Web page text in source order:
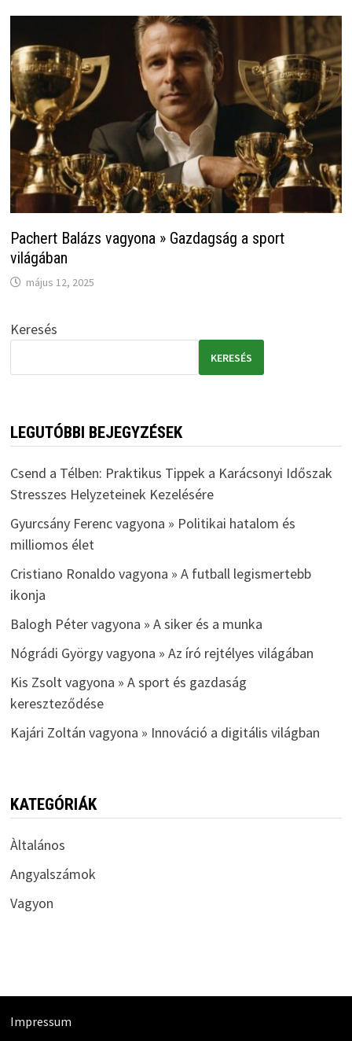
Pachert Balázs vagyona » Gazdagság a sport
világában
május 12, 2025
Keresés
KERESÉS
LEGUTÓBBI BEJEGYZÉSEK
Csend a Télben: Praktikus Tippek a Karácsonyi Időszak
Stresszes Helyzeteinek Kezelésére
Gyurcsány Ferenc vagyona » Politikai hatalom és
milliomos élet
Cristiano Ronaldo vagyona » A futball legismertebb
ikonja
Balogh Péter vagyona » A siker és a munka
Nógrádi György vagyona » Az író rejtélyes világában
Kis Zsolt vagyona » A sport és gazdaság
kereszteződése
Kajári Zoltán vagyona » Innováció a digitális világban
KATEGÓRIÁK
Àltalános
Angyalszámok
Vagyon
Impressum